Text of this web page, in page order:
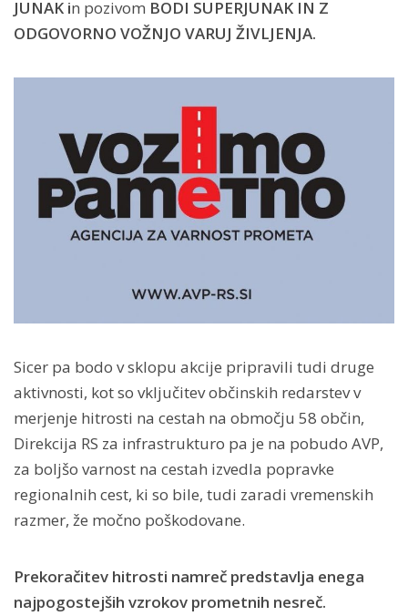
JUNAK in pozivom BODI SUPERJUNAK IN Z
ODGOVORNO VOŽNJO VARUJ ŽIVLJENJA.
Sicer pa bodo v sklopu akcije pripravili tudi druge
aktivnosti, kot so vključitev občinskih redarstev v
merjenje hitrosti na cestah na območju 58 občin,
Direkcija RS za infrastrukturo pa je na pobudo AVP,
za boljšo varnost na cestah izvedla popravke
regionalnih cest, ki so bile, tudi zaradi vremenskih
razmer, že močno poškodovane.
Prekoračitev hitrosti namreč predstavlja enega
najpogostejših vzrokov prometnih nesreč.